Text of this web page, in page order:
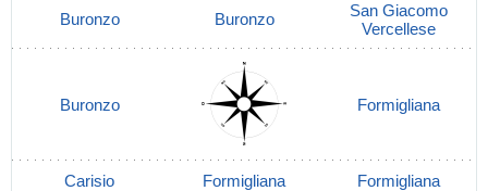
Buronzo Buronzo
San Giacomo
Vercellese
Buronzo Formigliana
Carisio Formigliana Formigliana